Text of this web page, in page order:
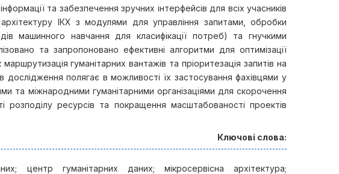
та забезпечення зручних інтерфейсів для всіх учасників
ІКХ з модулями для управління запитами, обробки
машинного навчання для класифікації потреб) та гнучкими
та запропоновано ефективні алгоритми для оптимізації
гуманітарних вантажів та пріоритезація запитів на
дослідження полягає в можливості їх застосування фахівцями у
та міжнародними гуманітарними організаціями для скорочення
розподілу ресурсів та покращення масштабованості проектів
Ключові слова:
центр гуманітарних даних; мікросервісна архітектура;